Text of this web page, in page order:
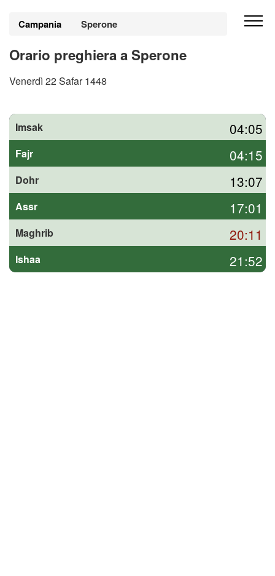
Campania Sperone
Orario preghiera a Sperone
Venerdì 22 Safar 1448
Imsak 04:05
Fajr 04:15
Dohr 13:07
Assr 17:01
Maghrib 20:11
Ishaa 21:52